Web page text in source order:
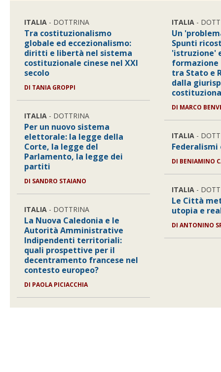
ITALIA - DOTTRINA
Tra costituzionalismo
globale ed eccezionalismo:
diritti e libertà nel sistema
costituzionale cinese nel XXI
secolo
DI TANIA GROPPI
ITALIA - DOTTRINA
Per un nuovo sistema
elettorale: la legge della
Corte, la legge del
Parlamento, la legge dei
partiti
DI SANDRO STAIANO
ITALIA - DOTTRINA
La Nuova Caledonia e le
Autorità Amministrative
Indipendenti territoriali:
quali prospettive per il
decentramento francese nel
contesto europeo?
DI PAOLA PICIACCHIA
ITALIA -
Un
Spunti
'istruzione'
formazione
tra Stato e
dalla
DI MARCO
ITALIA -
DI BENIAMINO
ITALIA -
Le Città
utopia e
DIANTONINO